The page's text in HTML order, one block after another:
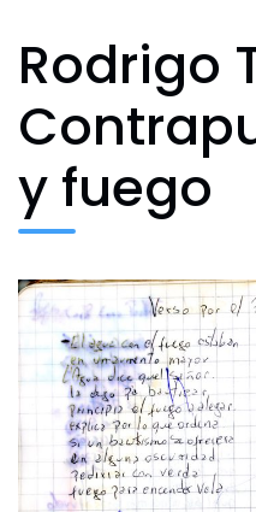
Agenda Cultural
Archivo Fotográfico y
Contacto
Rodrigo
y fuego